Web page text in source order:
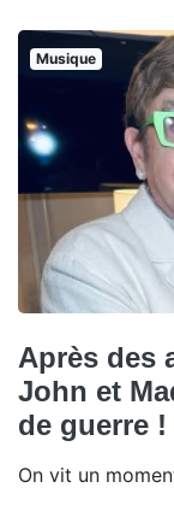
Musique
Après des
John et
de guerre !
On vit un